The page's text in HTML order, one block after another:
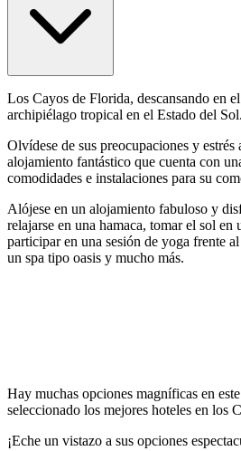
Los Cayos de Florida, descansando en
archipiélago tropical en el Estado del Sol.
Olvídese de sus preocupaciones y estrés
alojamiento fantástico que cuenta con
comodidades e instalaciones para su
Alójese en un alojamiento fabuloso y
relajarse en una hamaca, tomar el sol en
participar en una sesión de yoga frente
un spa tipo oasis y mucho más.
Hay muchas opciones magníficas en
seleccionado los mejores hoteles en los
¡Eche un vistazo a sus opciones